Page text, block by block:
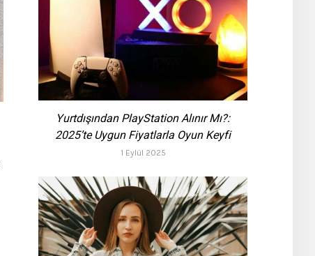
Yurtdışından PlayStation Alınır Mı?:
2025’te Uygun Fiyatlarla Oyun Keyfi
1 Eylül 2025